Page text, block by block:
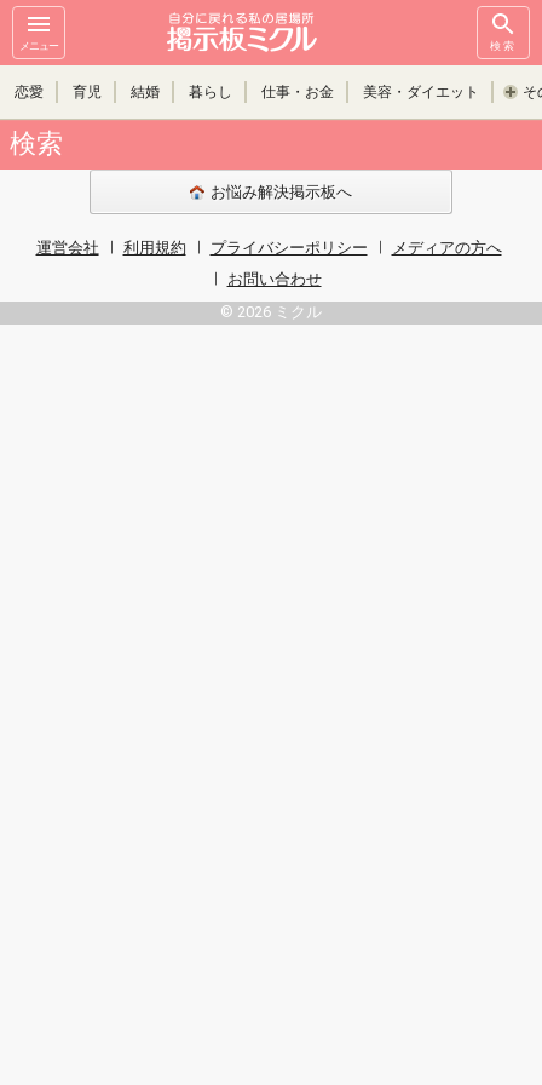
メニュー 検索
恋愛 育児 結婚 暮らし 仕事・お金 美容・ダイエット そ
検索
お悩み解決掲示板へ
運営会社 利用規約 プライバシーポリシー
メディアの方へ
お問い合わせ
© 2026 ミクル